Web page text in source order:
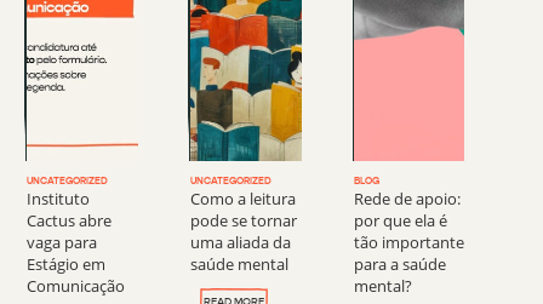
UNCATEGORIZED
Instituto
Cactus abre
vaga para
Estágio em
Comunicação
UNCATEGORIZED
Como a leitura
pode se tornar
uma aliada da
saúde mental
BLOG
Rede de apoio:
por que ela é
tão importante
para a saúde
mental?